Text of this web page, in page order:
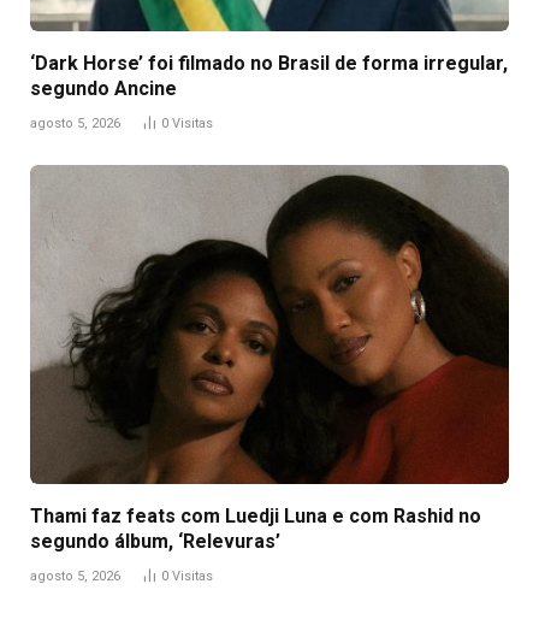
‘Dark Horse’ foi filmado no Brasil de forma irregular,
segundo Ancine
agosto 5, 2026 0 Visitas
Thami faz feats com Luedji Luna e com Rashid no
segundo álbum, ‘Relevuras’
agosto 5, 2026 0 Visitas